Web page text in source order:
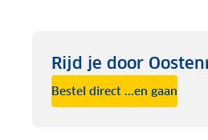
Rijd je door
Bestel direct ...en gaan